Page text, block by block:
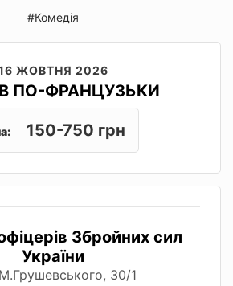
#Комедія
ЖОВТНЯ 2026
ПО-ФРАНЦУЗЬКИ
150-750 грн
Збройних сил
України
30/1